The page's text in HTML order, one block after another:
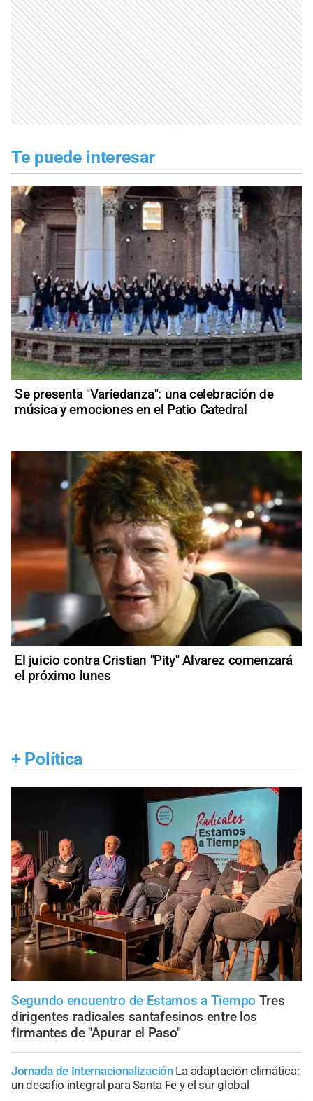
Te puede interesar
Se presenta "Variedanza": una celebración de
música y emociones en el Patio Catedral
El juicio contra Cristian "Pity" Alvarez comenzará
el próximo lunes
+ Política
Segundo encuentro de Estamos a Tiempo Tres
dirigentes radicales santafesinos entre los
firmantes de "Apurar el Paso"
Jornada de Internacionalización La adaptación climática:
un desafío integral para Santa Fe y el sur global